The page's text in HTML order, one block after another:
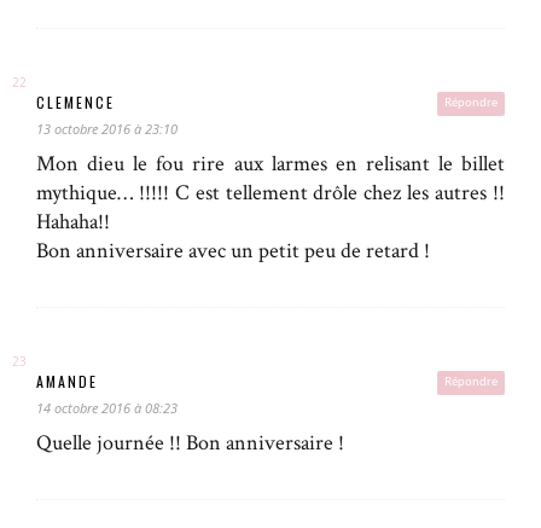
Répondre
CLEMENCE
13 octobre 2016 à 23:10
Mon dieu le fou rire aux larmes en relisant le billet
mythique… !!!!! C est tellement drôle chez les autres !!
Hahaha!!
Bon anniversaire avec un petit peu de retard !
Répondre
AMANDE
14 octobre 2016 à 08:23
Quelle journée !! Bon anniversaire !